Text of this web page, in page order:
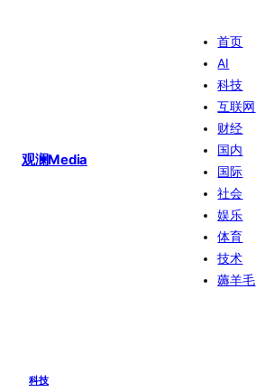
观澜Media
首页
AI
科技
互联网
财经
国内
国际
社会
娱乐
体育
技术
薅羊毛
科技